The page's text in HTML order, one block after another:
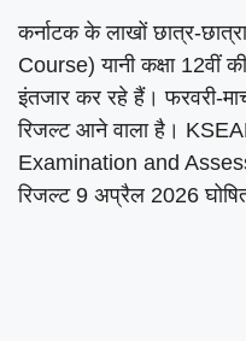
कर्नाटक के लाखों छात्र-
Course) यानी कक्षा 12वीं
इंतजार कर रहे हैं। फरवरी-
रिजल्ट आने वाला है।
Examination and
रिजल्ट 9 अप्रैल 2026